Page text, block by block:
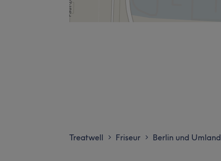
Treatwell > Friseur > Berlin und Umland